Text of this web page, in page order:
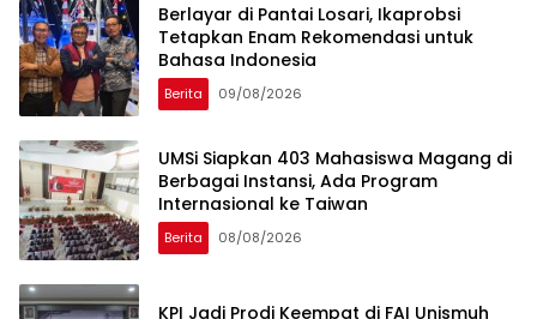
Berlayar di Pantai Losari, Ikaprobsi
Tetapkan Enam Rekomendasi untuk
Bahasa Indonesia
Berita 09/08/2026
UMSi Siapkan 403 Mahasiswa Magang di
Berbagai Instansi, Ada Program
Internasional ke Taiwan
Berita 08/08/2026
KPI Jadi Prodi Keempat di FAI Unismuh